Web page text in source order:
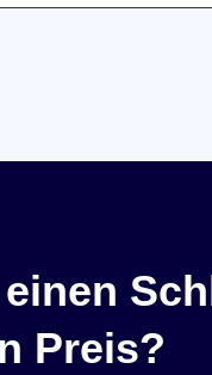
Preis?